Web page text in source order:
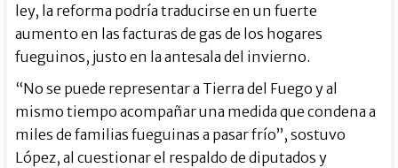
ley, la reforma podría traducirse en un fuerte
aumento en las facturas de gas de los hogares
fueguinos, justo en la antesala del invierno.
“No se puede representar a Tierra del Fuego y al
mismo tiempo acompañar una medida que condena a
miles de familias fueguinas a pasar frío”, sostuvo
López, al cuestionar el respaldo de diputados y